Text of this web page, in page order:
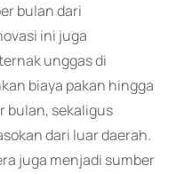
bulan dari
ini juga
unggas di
biaya pakan hingga
bulan, sekaligus
dari luar daerah.
juga menjadi sumber